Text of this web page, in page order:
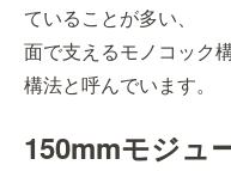
ていることが多い、
面で支えるモノコック
構法と呼んでいます。
150mmモジュ